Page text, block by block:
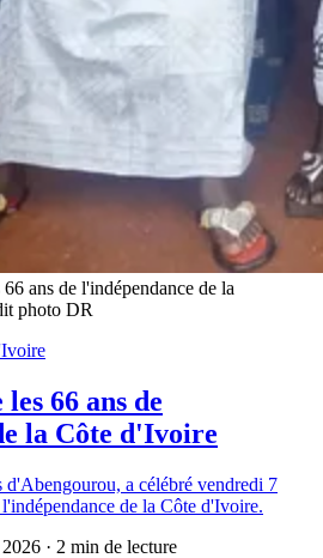
ans de l'indépendance de la
photo DR
66 ans de
la Côte d'Ivoire
a célébré vendredi 7
de la Côte d'Ivoire.
· 2 min de lecture